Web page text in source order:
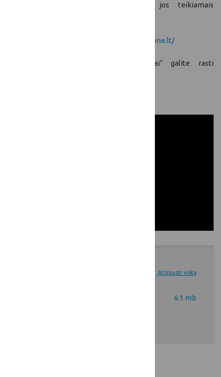
apsilankyti svetainėje ir pasinaudoti jos teikiamais
https://maistograndine.lt/
Žemiau esančioje skiltyje „Dokumentai“ galite rasti
Atsisiųsti viską
6.1 mb